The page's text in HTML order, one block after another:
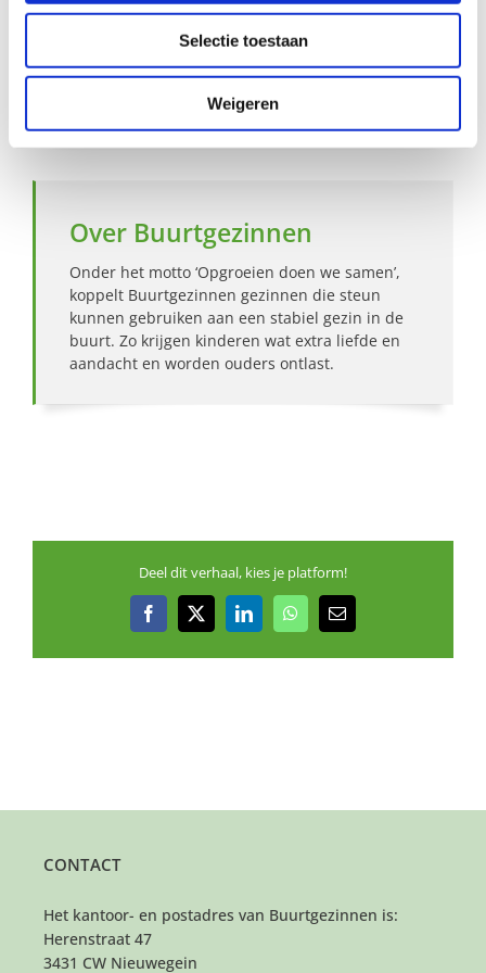
Selectie toestaan
Weigeren
Hoe werkt Buurtgezinnen?
Bekijk andere zoekprofielen
Over Buurtgezinnen
Onder het motto ‘Opgroeien doen we samen’,
koppelt Buurtgezinnen gezinnen die steun
kunnen gebruiken aan een stabiel gezin in de
buurt. Zo krijgen kinderen wat extra liefde en
aandacht en worden ouders ontlast.
Deel dit verhaal, kies je platform!
Facebook
X LinkedInWhatsApp
E-
CONTACT
Het kantoor- en postadres van Buurtgezinnen is:
Herenstraat 47
3431 CW Nieuwegein